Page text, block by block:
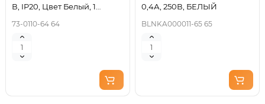
В, IP20, Цвет Белый, 1
73-0110-64 64
0,4А, 250В, БЕЛЫЙ
BLNKA000011-65 65